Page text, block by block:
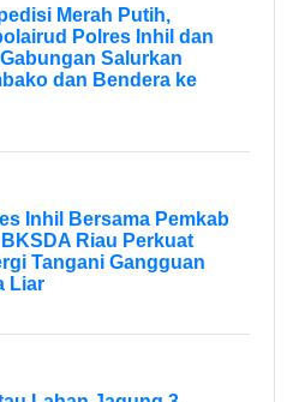
Merah Putih,
Polres Inhil dan
Salurkan
dan Bendera ke
Inhil Bersama Pemkab
Riau Perkuat
Tangani Gangguan
Liar